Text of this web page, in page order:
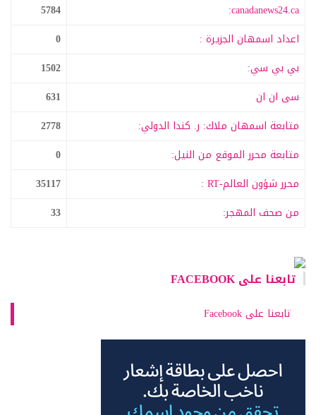
canadanews24.ca:
5784
اعداد اسمهان الجزيرة :
0
بي بي سي:
1502
سى ان ان
631
متابعة اسمهان ملاك: ر. كندا الدولي:
2778
متابعة محرر الموقع من النيل:
0
محرر شؤون العالم-RT :
35117
من صحف المهجر:
33
تابعنا على FACEBOOK
تابعنا على Facebook